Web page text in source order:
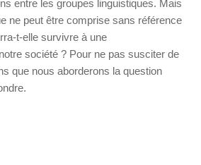
entre les groupes linguistiques. Mais
ne peut être comprise sans référence
t-elle survivre à une
société ? Pour ne pas susciter de
que nous aborderons la question